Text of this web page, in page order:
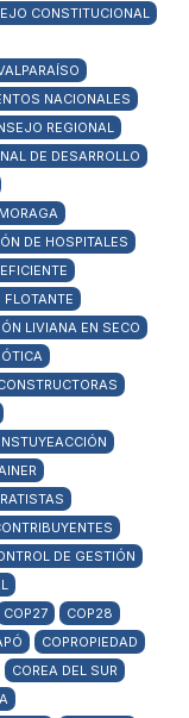
CONSTITUCIONAL
NACIONALES
REGIONAL
DE DESARROLLO
DE HOSPITALES
FLOTANTE
LIVIANA EN SECO
DE GESTIÓN
COP27
COP28
COPROPIEDAD
COREA DEL SUR